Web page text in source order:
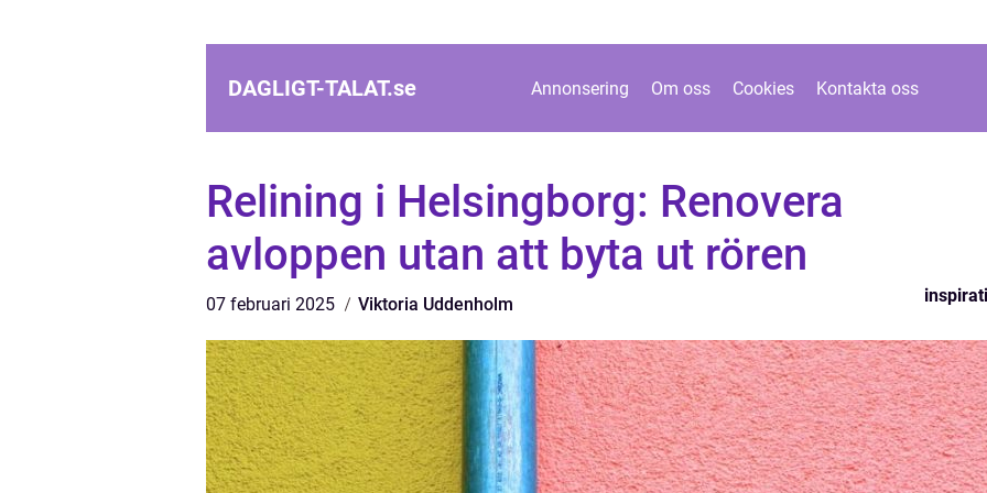
DAGLIGT-TALAT.se Annonsering Om oss Cookies Kontakta oss
Relining i Helsingborg: Renovera
avloppen utan att byta ut rören
07 februari 2025 Viktoria Uddenholm